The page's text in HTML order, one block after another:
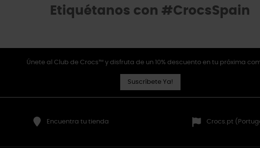
Etiquétanos con #CrocsSpain
Únete al Club de Crocs™ y disfruta de un 10% descuento en tu próxima
Suscríbete Ya!
Encuentra tu tienda Crocs.pt